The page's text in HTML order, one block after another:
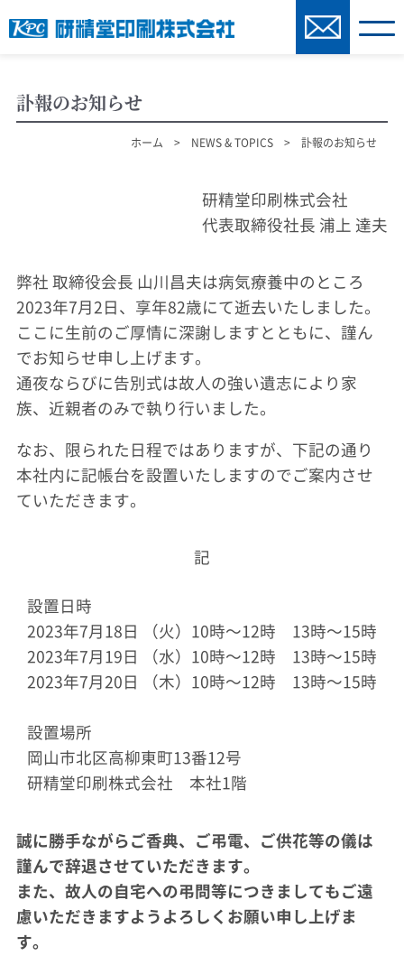
訃報のお知らせ
ホーム > NEWS & TOPICS> 訃報のお知らせ
研精堂印刷株式会社
代表取締役社長 浦上 達夫
弊社 取締役会長 山川昌夫は病気療養中のところ
2023年7月2日、享年82歳にて逝去いたしました。
ここに生前のご厚情に深謝しますとともに、謹ん
でお知らせ申し上げます。
通夜ならびに告別式は故人の強い遺志により家
族、近親者のみで執り行いました。
なお、限られた日程ではありますが、下記の通り
本社内に記帳台を設置いたしますのでご案内させ
ていただきます。
記
設置日時
2023年7月18日 （火）10時～12時
13時～15時
2023年7月19日 （水）10時～12時
13時～15時
2023年7月20日 （木）10時～12時
13時～15時
設置場所
岡山市北区高柳東町13番12号
研精堂印刷株式会社 本社1階
誠に勝手ながらご香典、ご弔電、ご供花等の儀は
謹んで辞退させていただきます。
また、故人の自宅への弔問等につきましてもご遠
慮いただきますようよろしくお願い申し上げま
す。